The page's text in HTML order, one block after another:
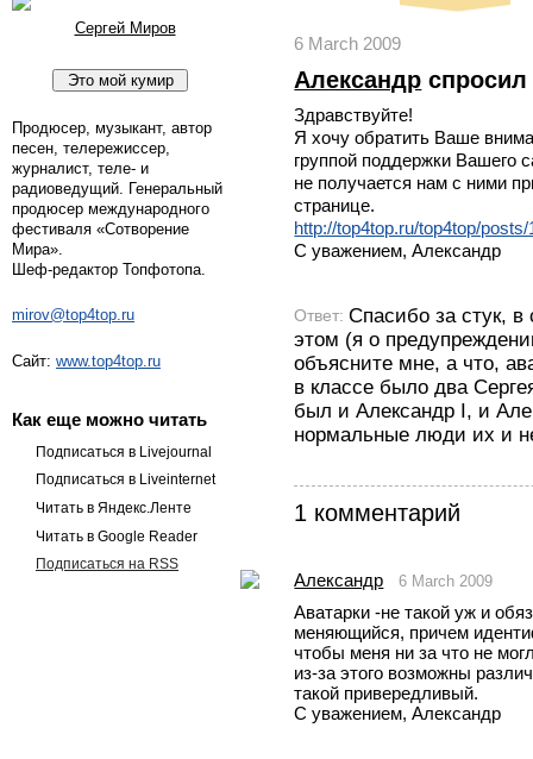
Сергей Миров
Продюсер, музыкант, автор
песен, телережиссер,
журналист, теле- и
радиоведущий. Генеральный
продюсер международного
фестиваля «Сотворение
Мира».
Шеф-редактор Топфотопа.
mirov@top4top.ru
Сайт: www.top4top.ru
Как еще можно читать
Подписаться в Livejournal
Подписаться в Liveinternet
Читать в Яндекс.Ленте
Читать в Google Reader
Подписаться на RSS
6 March 2009
Александр спросил
Здравствуйте!
Я хочу обратить Ваше
группой поддержки Вашего
не получается нам с ними
странице.
http://top4top.ru/top4top/posts/
С уважением, Александр
Ответ:Спасибо за стук, в
этом (я о
объясните мне, а что,
в классе было два
был и Александр I, и
нормальные люди их и
1 комментарий
Александр 6 March 2009
Аватарки -не такой уж и
меняющийся, причем
чтобы меня ни за что не
из-за этого возможны
такой привередливый.
С уважением, Александр